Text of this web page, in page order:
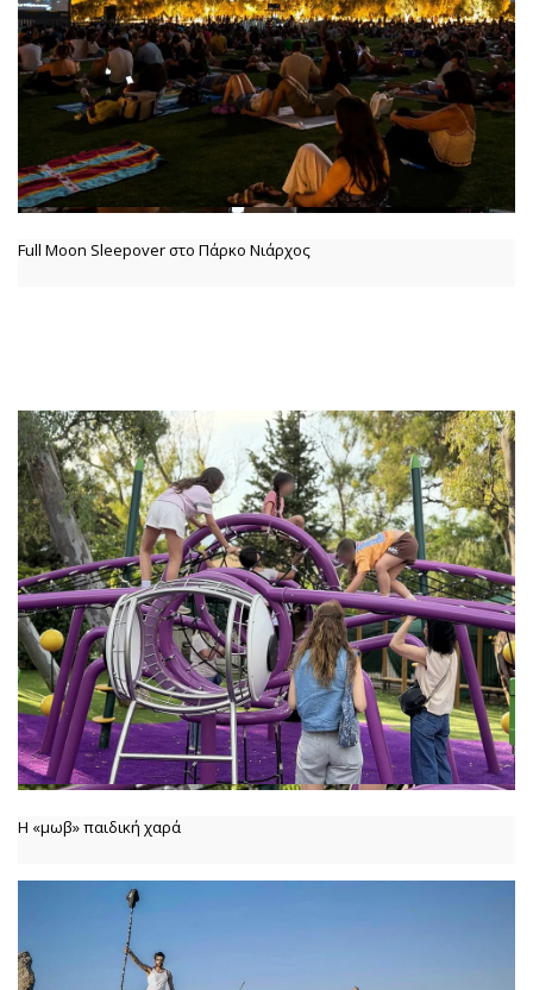
Full Moon Sleepover στο Πάρκο Νιάρχος
Η «μωβ» παιδική χαρά